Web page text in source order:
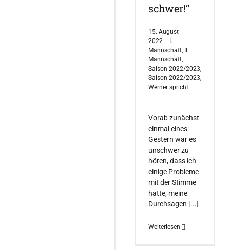
schwer!“
15. August
2022
I.
Mannschaft,
II.
Mannschaft,
Saison 2022/2023,
Saison 2022/2023,
Werner spricht
Vorab zunächst
einmal eines:
Gestern war es
unschwer zu
hören, dass ich
einige Probleme
mit der Stimme
hatte, meine
Durchsagen [...]
Weiterlesen